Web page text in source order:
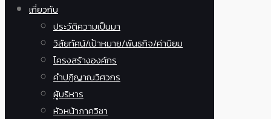
เกี่ยวกับ
ประวัติความเป็นมา
วิสัยทัศน์/เป้าหมาย/พันธกิจ/ค่านิยม
โครงสร้างองค์กร
คำปฏิญาณวิศวกร
ผู้บริหาร
หัวหน้าภาควิชา